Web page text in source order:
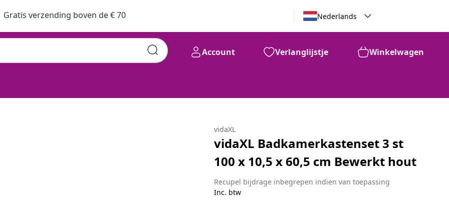
Gratis verzending boven de € 70 Nederlands
Account Verlanglijstje Winkelwagen
vidaXL
vidaXL Badkamerkastenset 3 st
100 x 10,5 x 60,5 cm Bewerkt hout
Recupel bijdrage inbegrepen indien van toepassing
Inc. btw